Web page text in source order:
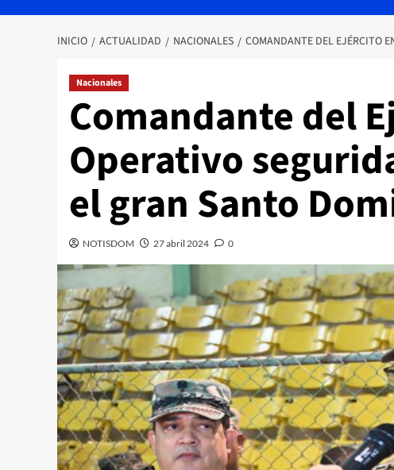
INICIO ACTUALIDAD NACIONALES COMANDANTE DEL EJÉRCITO
Nacionales
Comandante del
Operativo
el gran Santo
NOTISDOM 27 abril 2024 0